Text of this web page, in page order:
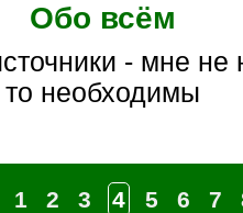
Обо всём
то необходимы
1 2 3 4 5 6 7